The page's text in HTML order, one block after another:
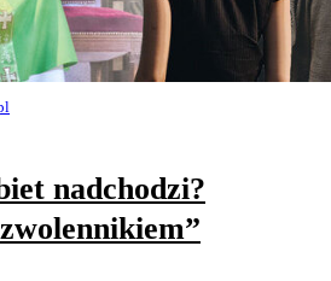
nadchodzi?